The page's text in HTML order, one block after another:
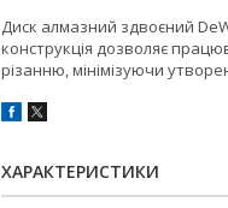
Диск алмазний здвоєний
конструкція дозволяє
різанню, мінімізуючи
ХАРАКТЕРИСТИКИ